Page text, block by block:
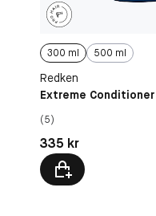
300 ml 500 ml
Redken
Extreme Conditioner
(5)
Pris: 335 kr
335 kr